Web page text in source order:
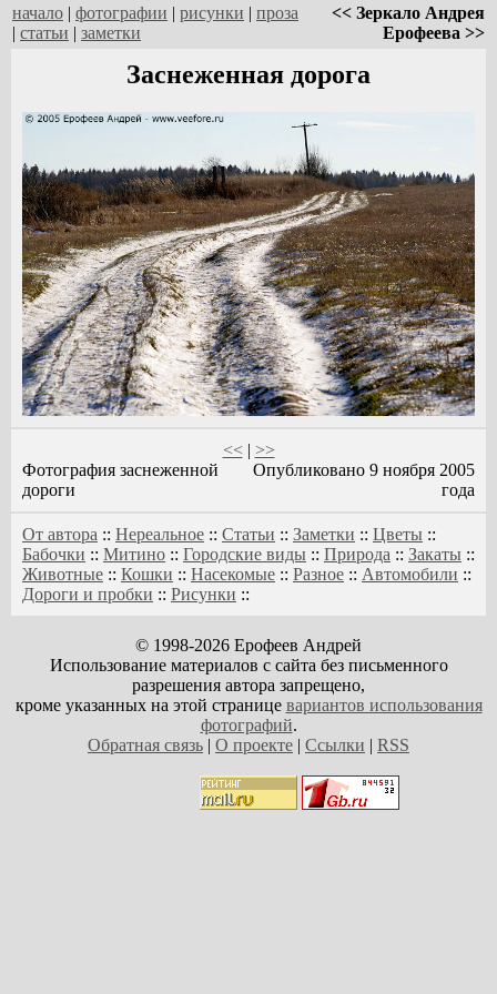
начало | фотографии | рисунки | проза
| статьи | заметки
<< Зеркало Андрея
Ерофеева >>
Заснеженная дорога
<<| >>
Фотография заснеженной
дороги
Опубликовано 9 ноября 2005
года
От автора :: Нереальное :: Статьи :: Заметки :: Цветы ::
Бабочки :: Митино :: Городские виды :: Природа :: Закаты ::
Животные :: Кошки :: Насекомые :: Разное :: Автомобили ::
Дороги и пробки :: Рисунки ::
© 1998-2026 Ерофеев Андрей
Использование материалов с сайта без письменного
разрешения автора запрещено,
кроме указанных на этой странице вариантов использования
фотографий.
Обратная связь | О проекте | Ссылки | RSS